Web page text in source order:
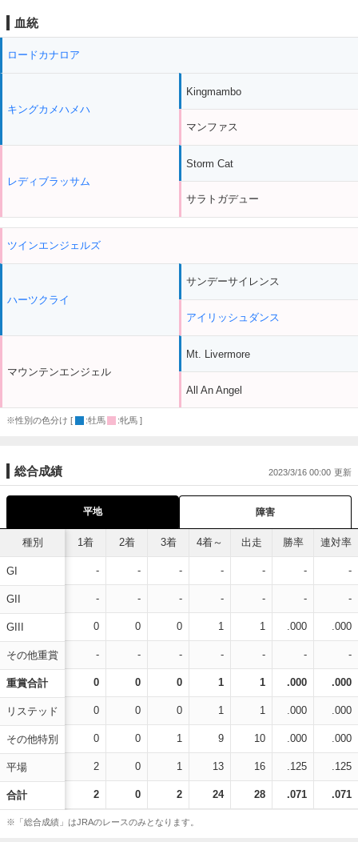
血統
ロードカナロア
キングカメハメハ
レディブラッサム
Kingmambo
マンファス
Storm Cat
サラトガデュー
ツインエンジェルズ
ハーツクライ
マウンテンエンジェル
サンデーサイレンス
アイリッシュダンス
Mt. Livermore
All An Angel
※性別の色分け [ :牡馬 :牝馬 ]
総合成績 2023/3/16 00:00
平地 障害
種別
GI
GII
GIII
その他重賞
重賞合計
リステッド
その他特別
平場
合計
1着 2着 3着 4着～ 出走 勝率 連対率
- - - - - - -
- - - - - - -
0 0 0 1 1 .000 .000
- - - - - - -
0 0 0 1 1 .000 .000
0 0 0 1 1 .000 .000
0 0 1 9 10 .000 .000
2 0 1 13 16 .125 .125
2 0 2 24 28 .071 .071
※「総合成績」はJRAのレースのみとなります。